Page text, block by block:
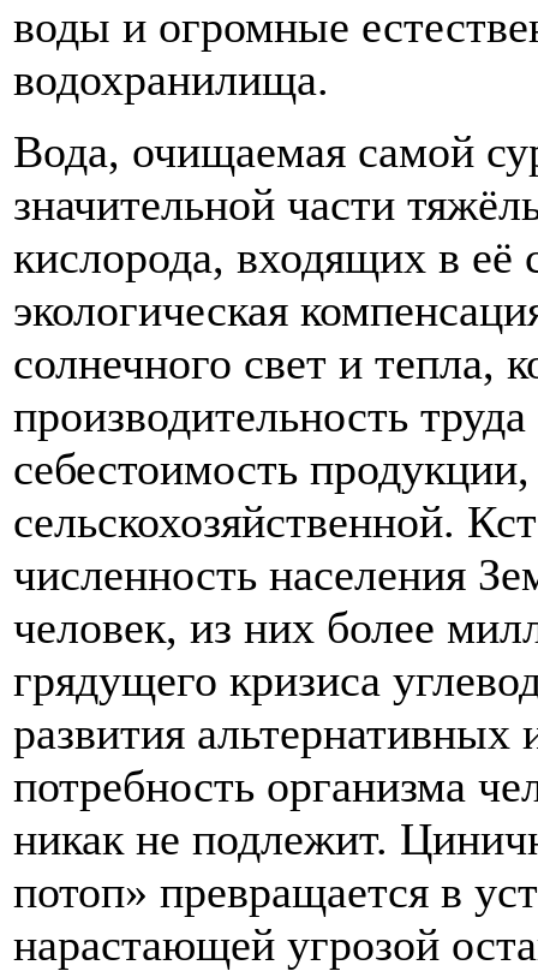
воды и огромные
водохранилища.
Вода, очищаемая самой
значительной части
кислорода, входящих в её
экологическая
солнечного свет и тепла,
производительность
себестоимость
сельскохозяйственной.
численность населения
человек, из них более
грядущего кризиса
развития альтернативных
потребность организма
никак не подлежит.
потоп» превращается в
нарастающей угрозой